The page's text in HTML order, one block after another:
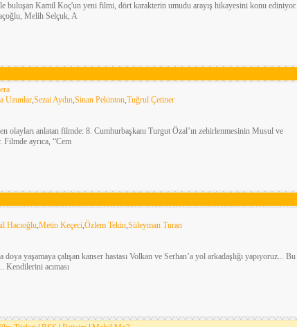
buluşan Kamil Koç'un yeni filmi, dört karakterin umudu arayış hikayesini konu ediniyor.
Melih Selçuk, A
Uzunlar,Sezai Aydın,Sinan Pekinton,Tuğrul Çetiner
olayları anlatan filmde: 8. Cumhurbaşkanı Turgut Özal’ın zehirlenmesinin Musul ve
ayrıca, “Cem
Hacıoğlu,Metin Keçeci,Özlem Tekin,Süleyman Turan
yaşamaya çalışan kanser hastası Volkan ve Serhan’a yol arkadaşlığı yapıyoruz... Bu
Kendilerini acıması